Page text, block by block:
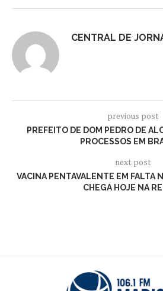
CENTRAL DE
previous post
PREFEITO DE DOM PEDRO DE
PROCESSOS EM
next post
VACINA PENTAVALENTE EM FALTA
CHEGA HOJE NA